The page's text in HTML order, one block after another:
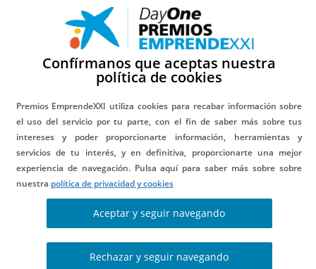
Confírmanos que aceptas nuestra
política de cookies
Premios EmprendeXXI utiliza cookies para recabar información sobre
el uso del servicio por tu parte, con el fin de saber más sobre tus
intereses y poder proporcionarte información, herramientas y
servicios de tu interés, y en definitiva, proporcionarte una mejor
experiencia de navegación. Pulsa aquí para saber más sobre sobre
nuestra política de privacidad y cookies
Aceptar y seguir navegando
Rechazar y seguir navegando
EXXN Engineering gana los
Premios EmprendeXXI en
Aragón como la start-up con
mayor potencial